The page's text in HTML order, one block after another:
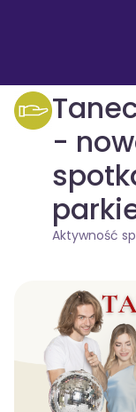
-
Aktywność